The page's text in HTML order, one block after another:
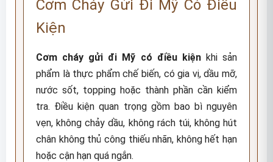
Cơm Cháy Gửi Đi Mỹ Có Điều
Kiện
Cơm cháy gửi đi Mỹ có điều kiệnkhi sản
phẩm là thực phẩm chế biến, có gia vị, dầu mỡ,
nước sốt, topping hoặc thành phần cần kiểm
tra. Điều kiện quan trọng gồm bao bì nguyên
vẹn, không chảy dầu, không rách túi, không hút
chân không thủ công thiếu nhãn, không hết hạn
hoặc cận hạn quá ngắn.